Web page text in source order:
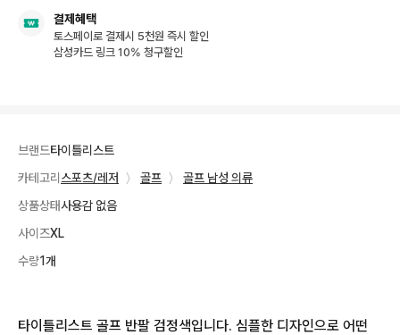
결제혜택
토스페이로 결제시 5천원 즉시 할인
삼성카드 링크 10% 청구할인
브랜드타이틀리스트
카테고리 스포츠/레저 〉 골프 〉
골프 남성 의류
상품상태사용감 없음
사이즈XL
수량1개
타이틀리스트 골프 반팔 검정색입니다. 심플한 디자인으로 어떤